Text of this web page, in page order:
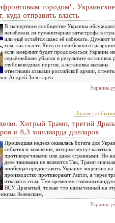
городом". Украинские
куда отправить власть
В экспертном сообществе Украины
неизбежна ли гуманитарная катастрофа в
или ещё остаётся шанс её избежать. Думают
том, как спасти Киев от неизбежного
если конфликт будет продолжаться Украина
серьёзнейшие убытки в результате остановки
глубоководных портов, а остановка вызвана
ответными атаками российской армии,
Андрей Золотарёв.
Анализ,
Хитрый Трамп, третий
и 8,3 миллиарда долларов
Прошедшая неделя оказалась богата для
события и заявления, которые могут казаться
противоречивыми или даже странными. Но
деле таковыми не являются Так, Трамп сначала
пообещал предоставить Украине лицензию на
производство противоракет Patriot, а через
отказал в этом. Тем временем
ВСУ Драпатый, только что назначенный на
Зеленским,